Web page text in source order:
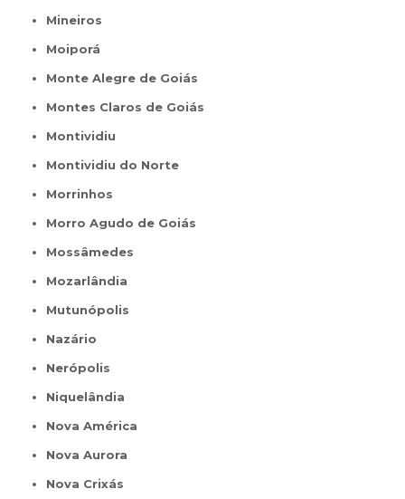
Mineiros
Moiporá
Monte Alegre de Goiás
Montes Claros de Goiás
Montividiu
Montividiu do Norte
Morrinhos
Morro Agudo de Goiás
Mossâmedes
Mozarlândia
Mutunópolis
Nazário
Nerópolis
Niquelândia
Nova América
Nova Aurora
Nova Crixás